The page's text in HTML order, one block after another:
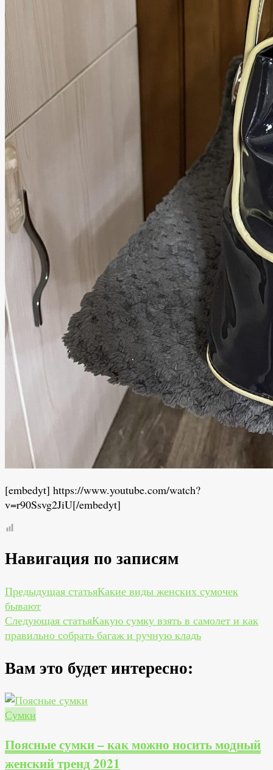
[embedyt] https://www.youtube.com/watch?
v=r90Ssvg2JiU[/embedyt]
Навигация по записям
Предыдущая статьяКакие виды женских сумочек
бывают
Следующая статьяКакую сумку взять в самолет и как
правильно собрать багаж и ручную кладь
Вам это будет интересно:
Сумки
Поясные сумки – как можно носить модный
женский тренд 2021